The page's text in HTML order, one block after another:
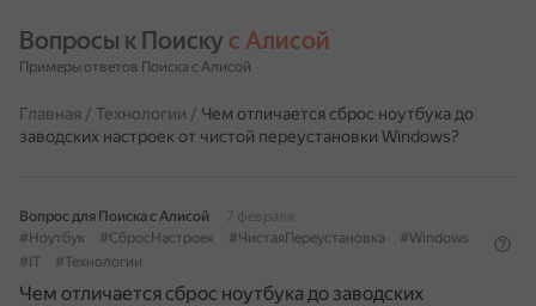
Вопросы к Поиску с Алисой
Примеры ответов Поиска с Алисой
Главная / Технологии / Чем отличается сброс ноутбука до
заводских настроек от чистой переустановки Windows?
Вопрос для Поиска с Алисой
7 февраля
#Ноутбук
#СбросНастроек #ЧистаяПереустановка
#Windows
#IT
#Технологии
Чем отличается сброс ноутбука до заводских